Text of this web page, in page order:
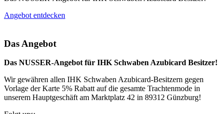
Angebot entdecken
Das Angebot
Das NUSSER-Angebot für IHK Schwaben Azubicard Besitzer!
Wir gewähren allen IHK Schwaben Azubicard-Besitzern gegen
Vorlage der Karte 5% Rabatt auf die gesamte Trachtenmode in
unserem Hauptgeschäft am Marktplatz 42 in 89312 Günzburg!